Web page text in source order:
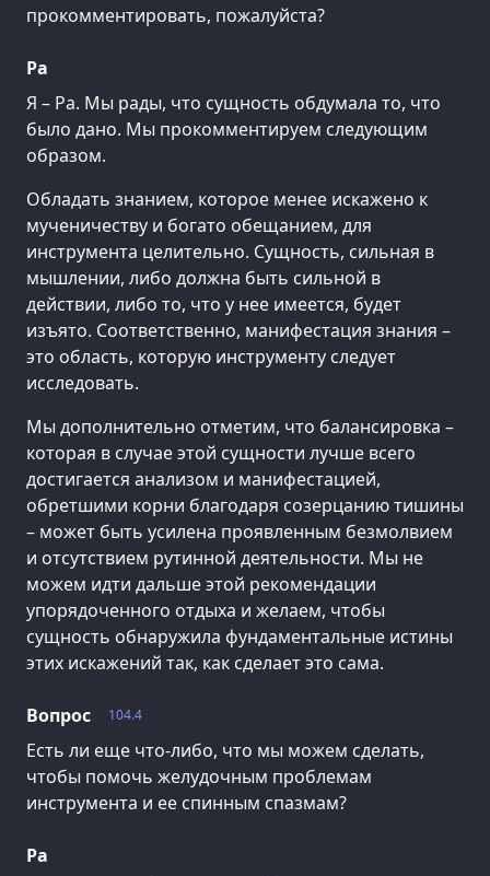
прокомментировать, пожалуйста?
Ра
Я – Ра. Мы рады, что сущность обдумала то, что
было дано. Мы прокомментируем следующим
образом.
Обладать знанием, которое менее искажено к
мученичеству и богато обещанием, для
инструмента целительно. Сущность, сильная в
мышлении, либо должна быть сильной в
действии, либо то, что у нее имеется, будет
изъято. Соответственно, манифестация знания –
это область, которую инструменту следует
исследовать.
Мы дополнительно отметим, что балансировка –
которая в случае этой сущности лучше всего
достигается анализом и манифестацией,
обретшими корни благодаря созерцанию тишины
– может быть усилена проявленным безмолвием
и отсутствием рутинной деятельности. Мы не
можем идти дальше этой рекомендации
упорядоченного отдыха и желаем, чтобы
сущность обнаружила фундаментальные истины
этих искажений так, как сделает это сама.
104.4
Вопрос
Есть ли еще что-либо, что мы можем сделать,
чтобы помочь желудочным проблемам
инструмента и ее спинным спазмам?
Ра